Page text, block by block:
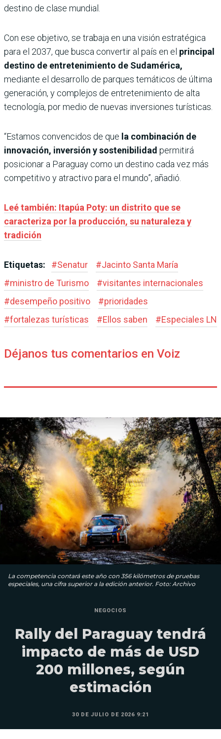
destino de clase mundial.
Con ese objetivo, se trabaja en una visión estratégica
para el 2037, que busca convertir al país en el principal
destino de entretenimiento de Sudamérica,
mediante el desarrollo de parques temáticos de última
generación, y complejos de entretenimiento de alta
tecnología, por medio de nuevas inversiones turísticas.
“Estamos convencidos de que la combinación de
innovación, inversión y sostenibilidad permitirá
posicionar a Paraguay como un destino cada vez más
competitivo y atractivo para el mundo”, añadió.
Leé también: Itapúa Poty: un distrito que se
caracteriza por la producción, su naturaleza y
tradición
Etiquetas: #Senatur #Jacinto Santa María
#ministro de Turismo #visitantes internacionales
#desempeño positivo #prioridades
#fortalezas turísticas #Ellos saben #Especiales LN
Déjanos tus comentarios en Voiz
La competencia contará este año con 356 kilómetros de pruebas
especiales, una cifra superior a la edición anterior. Foto: Archivo
NEGOCIOS
Rally del Paraguay tendrá
impacto de más de USD
200 millones, según
estimación
30 DE JULIO DE 2026 9:21